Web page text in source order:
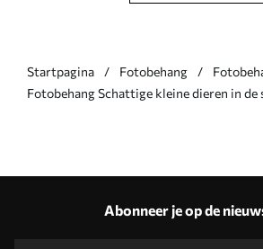
Startpagina Fotobehang
Fotobehang Schattige kleine dieren in de
Abonneer je op de